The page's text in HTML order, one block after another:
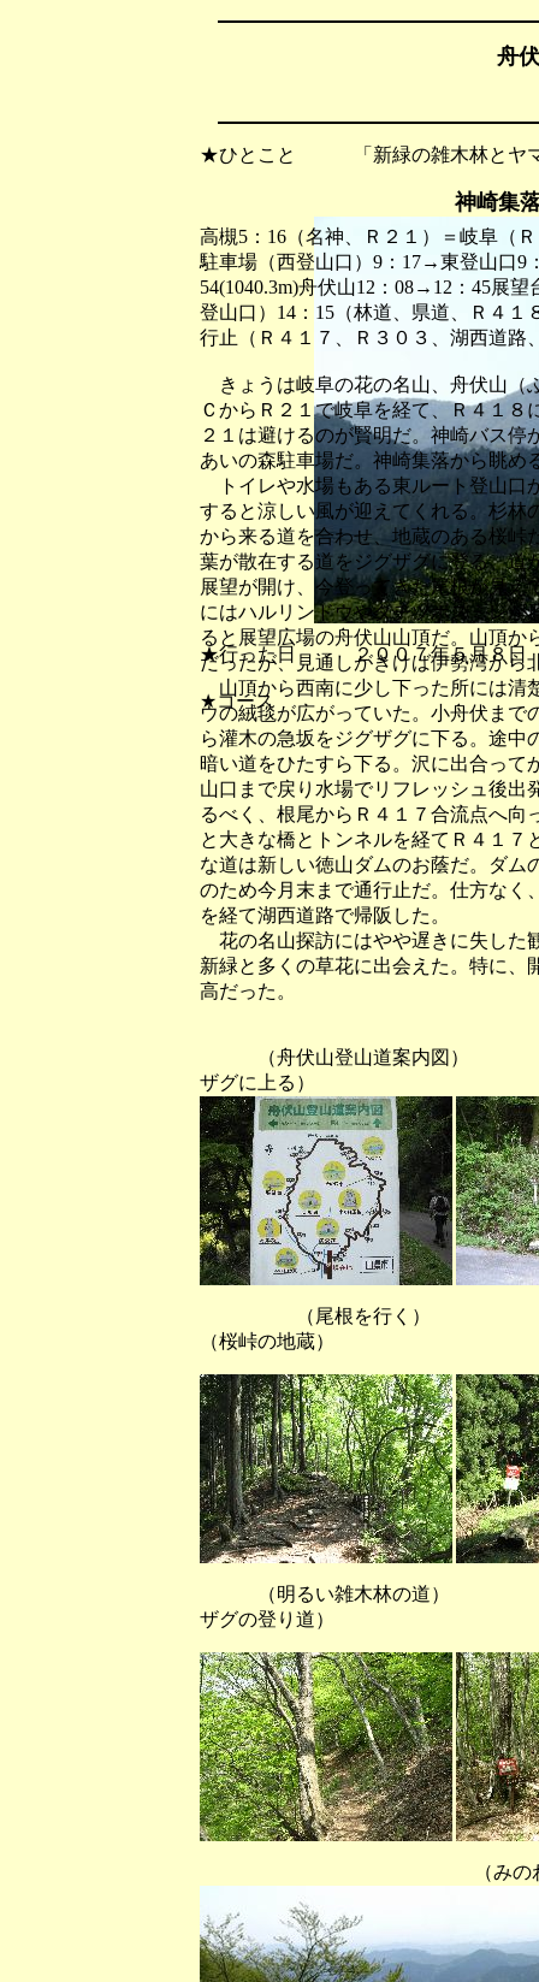
舟
★ひとこと 「新緑の雑木林とヤマ
神崎集
★行った日 ２００７年５月８
★コース
高槻5：16（名神、Ｒ２１）＝岐阜（
駐車場（西登山口）9：17→東登山口
54(1040.3m)舟伏山12：08→12：45展
登山口）14：15（林道、県道、Ｒ４
行止（Ｒ４１７、Ｒ３０３、湖西道路
きょうは岐阜の花の名山、舟伏山（
ＣからＲ２１で岐阜を経て、Ｒ４１
２１は避けるのが賢明だ。神崎バス
あいの森駐車場だ。神崎集落から眺め
トイレや水場もある東ルート登山口
すると涼しい風が迎えてくれる。杉林
から来る道を合わせ、地蔵のある桜峠
葉が散在する道をジグザグに登る。道
展望が開け、今登ってきた尾根が見
にはハルリンドウやタチツボスミレが
ると展望広場の舟伏山山頂だ。山頂
だったが、見通しがきけば伊勢湾から
山頂から西南に少し下った所には清
ウの絨毯が広がっていた。小舟伏ま
ら灌木の急坂をジグザグに下る。途
暗い道をひたすら下る。沢に出合って
山口まで戻り水場でリフレッシュ後出
るべく、根尾からＲ４１７合流点へ
と大きな橋とトンネルを経てＲ４１
な道は新しい徳山ダムのお蔭だ。ダム
のため今月末まで通行止だ。仕方なく
を経て湖西道路で帰阪した。
花の名山探訪にはやや遅きに失した
新緑と多くの草花に出会えた。特に、
高だった。
（舟伏山登山道案内図）
ザグに上る）
（尾根を
（桜峠の地蔵）
（明るい雑木林の
ザグの登り道）
（みのわ平下から南